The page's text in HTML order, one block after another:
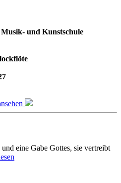
und Kunstschule
eine Gabe Gottes, sie vertreibt